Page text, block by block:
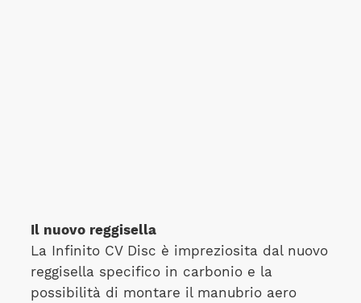
Il nuovo reggisella
La Infinito CV Disc è impreziosita dal nuovo
reggisella specifico in carbonio e la
possibilità di montare il manubrio aero